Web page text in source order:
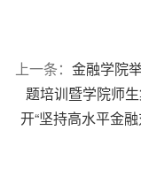
上一条： 金融学院
题培训暨学院师
开“坚持高水平金